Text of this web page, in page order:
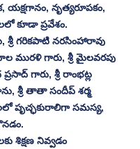
యక్షగానం, నృత్యరూపకం,
కూడా ప్రవేశం.
శ్రీ గరికపాటి నరసింహారావు
మురళి గారు, శ్రీ మైలవరపు
గారు, శ్రీ రాంభట్ల
శ్రీ తాతా సందీప్ శర్మ
పృచ్ఛకురాలిగా సమస్య,
శిక్షణ నివ్వడం